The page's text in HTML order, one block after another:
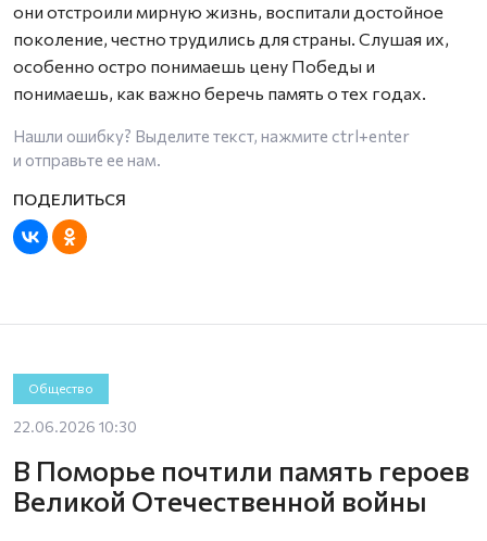
они отстроили мирную жизнь, воспитали достойное
поколение, честно трудились для страны. Слушая их,
особенно остро понимаешь цену Победы и
понимаешь, как важно беречь память о тех годах.
Нашли ошибку? Выделите текст, нажмите ctrl+enter
и отправьте ее нам.
Общество
22.06.2026 10:30
В Поморье почтили память героев
Великой Отечественной войны